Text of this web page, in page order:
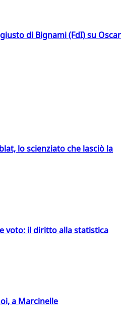
di Bignami (FdI) su Oscar
lo scienziato che lasciò la
voto: il diritto alla statistica
a Marcinelle